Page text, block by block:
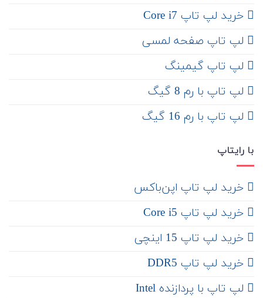
خرید لپ تاپ Core i7
لپ تاپ صفحه لمسی
لپ تاپ گیمینگ
لپ تاپ با رم 8 گیگ
لپ تاپ با رم 16 گیگ
با رایتاپ
‌ خرید لپ تاپ اپن‌باکس
خرید لپ تاپ Core i5
‌‌ خرید لپ تاپ 15 اینچی
خرید لپ تاپ DDR5
لپ تاپ با پردازنده Intel